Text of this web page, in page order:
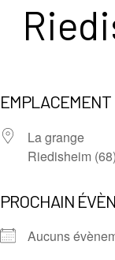
EMPLACEMENT
La grange
Riedisheim (68)
PROCHAIN
Aucuns